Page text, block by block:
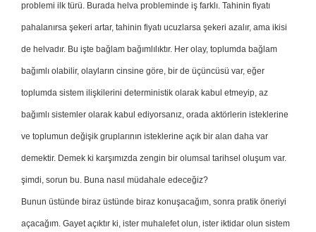
problemi ilk türü. Burada helva probleminde iş farklı. Tahinin fiyatı
pahalanırsa şekeri artar, tahinin fiyatı ucuzlarsa şekeri azalır, ama ikisi
de helvadır. Bu işte bağlam bağımlılıktır. Her olay, toplumda bağlam
bağımlı olabilir, olayların cinsine göre, bir de üçüncüsü var, eğer
toplumda sistem ilişkilerini deterministik olarak kabul etmeyip, az
bağımlı sistemler olarak kabul ediyorsanız, orada aktörlerin isteklerine
ve toplumun değişik gruplarının isteklerine açık bir alan daha var
demektir. Demek ki karşımızda zengin bir olumsal tarihsel oluşum var.
şimdi, sorun bu. Buna nasıl müdahale edeceğiz?
Bunun üstünde biraz üstünde biraz konuşacağım, sonra pratik öneriyi
açacağım. Gayet açıktır ki, ister muhalefet olun, ister iktidar olun sistem